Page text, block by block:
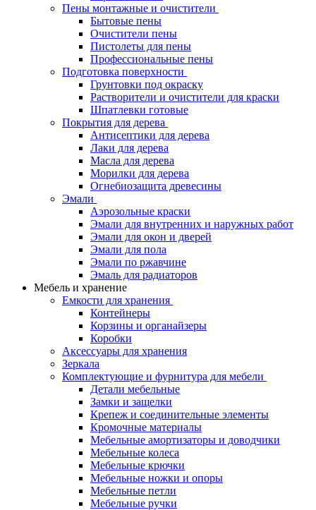
Пены монтажные и очистители
Бытовые пены
Очистители пены
Пистолеты для пены
Профессиональные пены
Подготовка поверхности
Грунтовки под окраску
Растворители и очистители для краски
Шпатлевки готовые
Покрытия для дерева
Антисептики для дерева
Лаки для дерева
Масла для дерева
Морилки для дерева
Огнебиозащита древесины
Эмали
Аэрозольные краски
Эмали для внутренних и наружных работ
Эмали для окон и дверей
Эмали для пола
Эмали по ржавчине
Эмаль для радиаторов
Мебель и хранение
Емкости для хранения
Контейнеры
Корзины и органайзеры
Коробки
Аксессуары для хранения
Зеркала
Комплектующие и фурнитура для мебели
Детали мебельные
Замки и защелки
Крепеж и соединительные элементы
Кромочные материалы
Мебельные амортизаторы и доводчики
Мебельные колеса
Мебельные крючки
Мебельные ножки и опоры
Мебельные петли
Мебельные ручки